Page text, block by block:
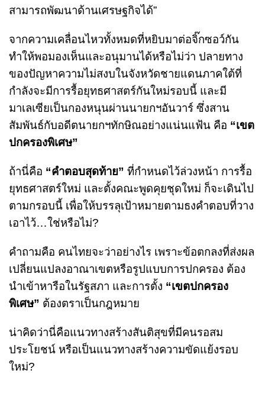
สามารถพัฒนาด้านเศรษฐกิจได้”
จากความเคลื่อนไหวทั้งหมดที่หยิบมาต่อจิ๊กซอว์กัน
ทำให้พอมองเห็นและอนุมานได้หรือไม่ว่า ปลายทาง
ของปัญหาความไม่สงบในจังหวัดชายแดนภาคใต้ที่
กำลังจะมีการรื้อยุทธศาสตร์กันใหม่รอบนี้ และมี
มาเลเซียเป็นกองหนุนผ่านนายกฯอันวาร์ ซึ่งสาน
สัมพันธ์กับอดีตนายกฯทักษิณอย่างแน่นแฟ้น คือ “เขต
ปกครองพิเศษ”
ถ้านี่คือ “คำตอบสุดท้าย” ที่กำหนดไว้ล่วงหน้า การรื้อ
ยุทธศาสตร์ใหม่ และตั้งคณะพูดคุยชุดใหม่ ก็จะเดินไป
ตามกรอบนี้ เพื่อให้บรรลุเป้าหมายตามธงคำตอบที่วาง
เอาไว้…ใช่หรือไม่?
คำถามคือ คนไทยจะว่าอย่างไร เพราะข้อตกลงที่ส่งผล
เปลี่ยนแปลงอาณาเขตหรือรูปแบบการปกครอง ต้อง
นำเข้าหารือในรัฐสภา และการตั้ง “เขตปกครอง
พิเศษ” ต้องตราเป็นกฎหมาย
น่าคิดว่านี่คือแนวทางสร้างสันติสุขที่มีคนรอสม
ประโยชน์ หรือเป็นแนวทางสร้างความขัดแย้งรอบ
ใหม่?